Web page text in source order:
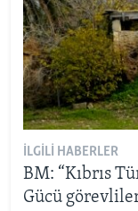
İLGILI HABERLER
BM: “Kıbrıs
Gücü